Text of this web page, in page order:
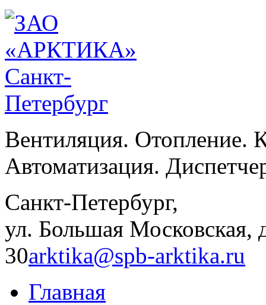
Вентиляция. Отопление.
Автоматизация.
Санкт-Петербург,
ул. Большая Московская,
30arktika@spb-arktika.ru
Главная